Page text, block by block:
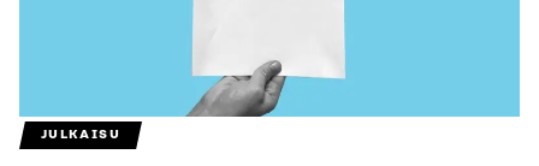
JULKAISU